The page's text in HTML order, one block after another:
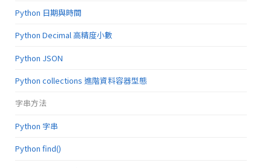
Python 日期與時間
Python Decimal 高精度小數
Python JSON
Python collections 進階資料容器型態
字串方法
Python 字串
Python find()